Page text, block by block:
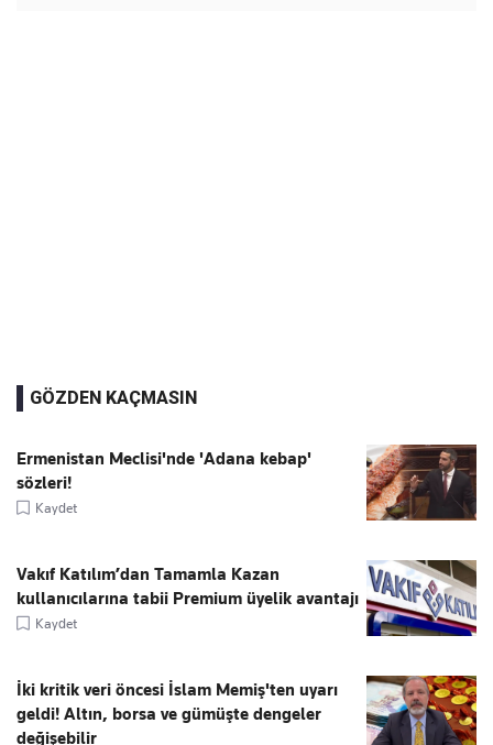
GÖZDEN KAÇMASIN
Ermenistan Meclisi'nde 'Adana kebap'
sözleri!
Kaydet
Vakıf Katılım’dan Tamamla Kazan
kullanıcılarına tabii Premium üyelik avantajı
Kaydet
İki kritik veri öncesi İslam Memiş'ten uyarı
geldi! Altın, borsa ve gümüşte dengeler
değişebilir